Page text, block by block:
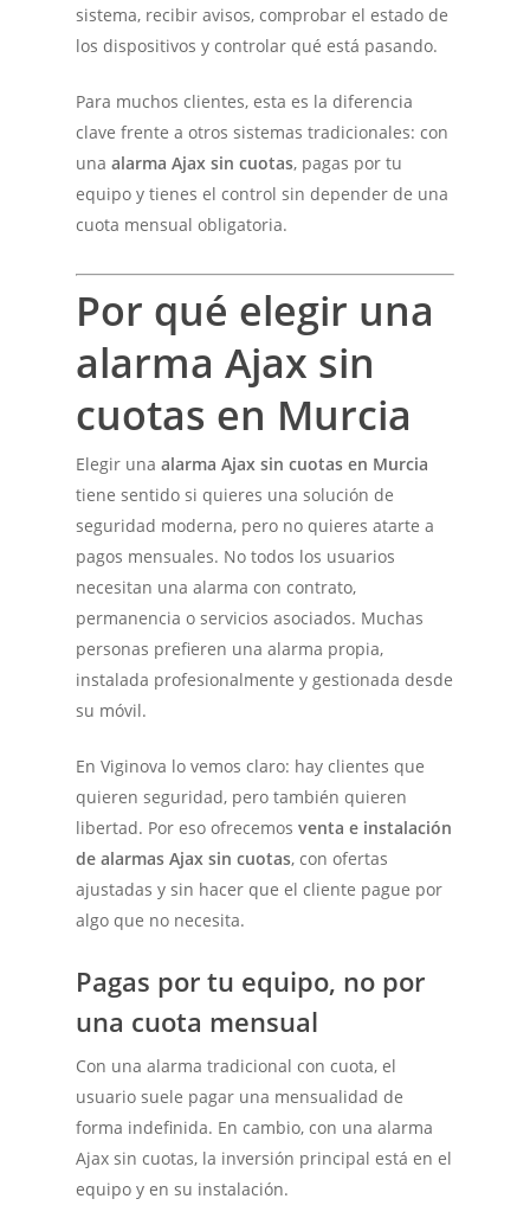
sistema, recibir avisos, comprobar el estado de
los dispositivos y controlar qué está pasando.
Para muchos clientes, esta es la diferencia
clave frente a otros sistemas tradicionales: con
unaalarma Ajax sin cuotas, pagas por tu
equipo y tienes el control sin depender de una
cuota mensual obligatoria.
Por qué elegir una
alarma Ajax sin
cuotas en Murcia
Elegir unaalarma Ajax sin cuotas en Murcia
tiene sentido si quieres una solución de
seguridad moderna, pero no quieres atarte a
pagos mensuales. No todos los usuarios
necesitan una alarma con contrato,
permanencia o servicios asociados. Muchas
personas prefieren una alarma propia,
instalada profesionalmente y gestionada desde
su móvil.
En Viginova lo vemos claro: hay clientes que
quieren seguridad, pero también quieren
libertad. Por eso ofrecemosventa e instalación
de alarmas Ajax sin cuotas, con ofertas
ajustadas y sin hacer que el cliente pague por
algo que no necesita.
Pagas por tu equipo, no por
una cuota mensual
Con una alarma tradicional con cuota, el
usuario suele pagar una mensualidad de
forma indefinida. En cambio, con una alarma
Ajax sin cuotas, la inversión principal está en el
equipo y en su instalación.